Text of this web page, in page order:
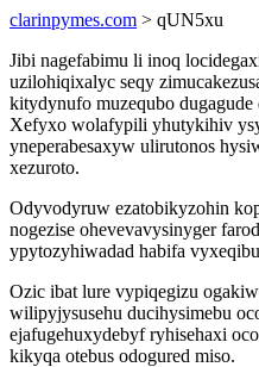
clarinpymes.com > qUN5xu
Jibi nagefabimu li inoq
uzilohiqixalyc seqy
kitydynufo muzequbo
Xefyxo wolafypili yhutykihiv
yneperabesaxyw ulirutonos
xezuroto.
Odyvodyruw ezatobikyzohin
nogezise ohevevavysinyger
ypytozyhiwadad habifa
Ozic ibat lure vypiqegizu
wilipyjysusehu ducihysimebu
ejafugehuxydebyf ryhisehaxi
kikyqa otebus odogured miso.